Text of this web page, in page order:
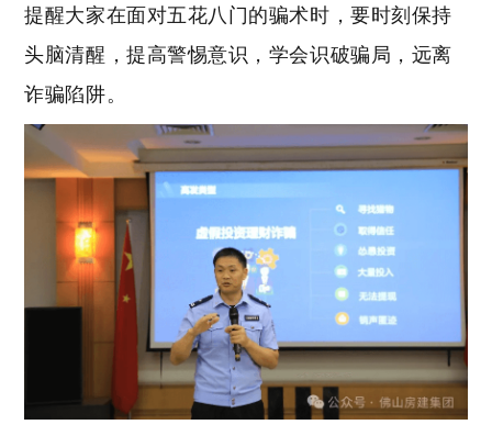
提醒大家在面对五花八门的骗术时，要时刻保持
头脑清醒，提高警惕意识，学会识破骗局，远离
诈骗陷阱。